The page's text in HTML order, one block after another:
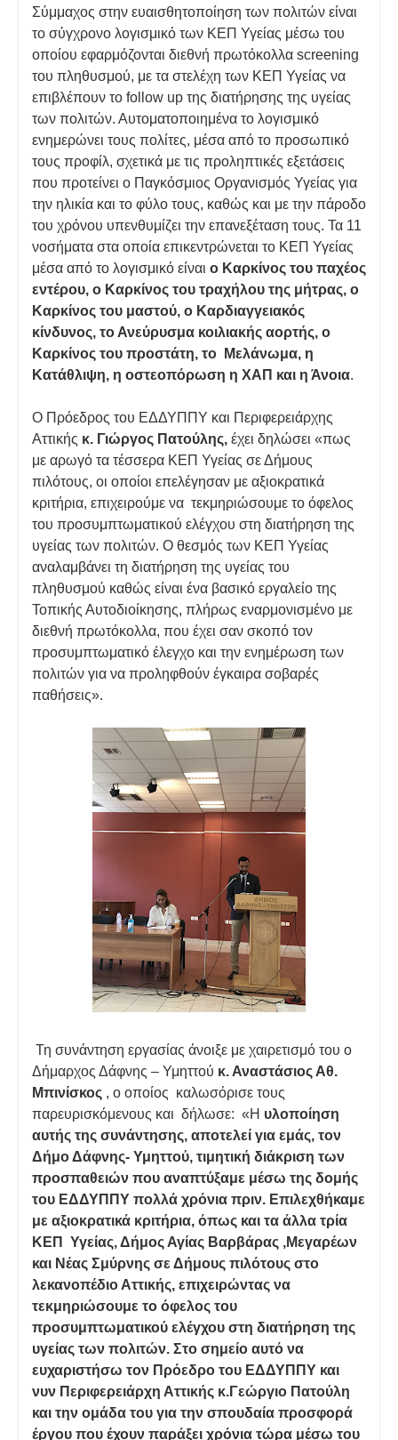
Σύμμαχος στην ευαισθητοποίηση των πολιτών είναι
το σύγχρονο λογισμικό των ΚΕΠ Υγείας μέσω του
οποίου εφαρμόζονται διεθνή πρωτόκολλα screening
του πληθυσμού, με τα στελέχη των ΚΕΠ Υγείας να
επιβλέπουν το follow up της διατήρησης της υγείας
των πολιτών. Αυτοματοποιημένα το λογισμικό
ενημερώνει τους πολίτες, μέσα από το προσωπικό
τους προφίλ, σχετικά με τις προληπτικές εξετάσεις
που προτείνει ο Παγκόσμιος Οργανισμός Υγείας για
την ηλικία και το φύλο τους, καθώς και με την πάροδο
του χρόνου υπενθυμίζει την επανεξέταση τους. Τα 11
νοσήματα στα οποία επικεντρώνεται το ΚΕΠ Υγείας
μέσα από το λογισμικό είναι ο Καρκίνος του παχέος
εντέρου, ο Καρκίνος του τραχήλου της μήτρας, ο
Καρκίνος του μαστού, ο Καρδιαγγειακός
κίνδυνος, το Ανεύρυσμα κοιλιακής αορτής, ο
Καρκίνος του προστάτη, το Μελάνωμα, η
Κατάθλιψη, η οστεοπόρωση η ΧΑΠ και η Άνοια.
Ο Πρόεδρος του ΕΔΔΥΠΠΥ και Περιφερειάρχης
Αττικής κ. Γιώργος Πατούλης, έχει δηλώσει «πως
με αρωγό τα τέσσερα ΚΕΠ Υγείας σε Δήμους
πιλότους, οι οποίοι επελέγησαν με αξιοκρατικά
κριτήρια, επιχειρούμε να τεκμηριώσουμε το όφελος
του προσυμπτωματικού ελέγχου στη διατήρηση της
υγείας των πολιτών. Ο θεσμός των ΚΕΠ Υγείας
αναλαμβάνει τη διατήρηση της υγείας του
πληθυσμού καθώς είναι ένα βασικό εργαλείο της
Τοπικής Αυτοδιοίκησης, πλήρως εναρμονισμένο με
διεθνή πρωτόκολλα, που έχει σαν σκοπό τον
προσυμπτωματικό έλεγχο και την ενημέρωση των
πολιτών για να προληφθούν έγκαιρα σοβαρές
παθήσεις».
Τη συνάντηση εργασίας άνοιξε με χαιρετισμό του ο
Δήμαρχος Δάφνης – Υμηττού κ. Αναστάσιος Αθ.
Μπινίσκος , ο οποίος καλωσόρισε τους
παρευρισκόμενους και δήλωσε: «Η υλοποίηση
αυτής της συνάντησης, αποτελεί για εμάς, τον
Δήμο Δάφνης- Υμηττού, τιμητική διάκριση των
προσπαθειών που αναπτύξαμε μέσω της δομής
του ΕΔΔΥΠΠΥ πολλά χρόνια πριν. Επιλεχθήκαμε
με αξιοκρατικά κριτήρια, όπως και τα άλλα τρία
ΚΕΠ Υγείας, Δήμος Αγίας Βαρβάρας ,Μεγαρέων
και Νέας Σμύρνης σε Δήμους πιλότους στο
λεκανοπέδιο Αττικής, επιχειρώντας να
τεκμηριώσουμε το όφελος του
προσυμπτωματικού ελέγχου στη διατήρηση της
υγείας των πολιτών. Στο σημείο αυτό να
ευχαριστήσω τον Πρόεδρο του ΕΔΔΥΠΠΥ και
νυν Περιφερειάρχη Αττικής κ.Γεώργιο Πατούλη
και την ομάδα του για την σπουδαία προσφορά
έργου που έχουν παράξει χρόνια τώρα μέσω του